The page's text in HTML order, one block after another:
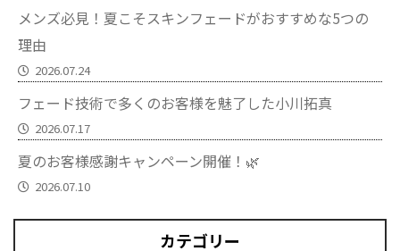
メンズ必見！夏こそスキンフェードがおすすめな5つの
理由
2026.07.24
フェード技術で多くのお客様を魅了した小川拓真
2026.07.17
夏のお客様感謝キャンペーン開催！🌿
2026.07.10
カテゴリー